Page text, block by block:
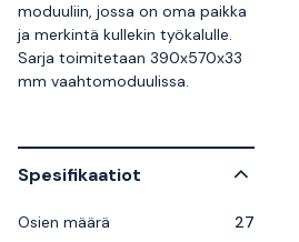
moduuliin, jossa on oma paikka
ja merkintä kullekin työkalulle.
Sarja toimitetaan 390x570x33
mm vaahtomoduulissa.
Spesifikaatiot
Osien määrä 27